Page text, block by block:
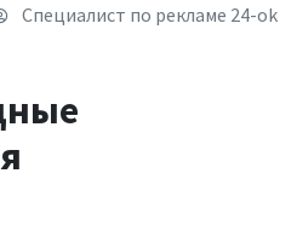
Специалист по рекламе 24-ok